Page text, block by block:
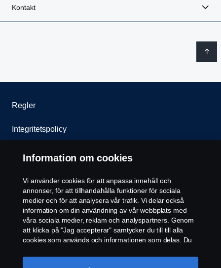
Kontakt
Regler
Integritetspolicy
Kontakta oss
Visselblåsning
Cookie policy
Inställningar för cookies
Information om cookies
Vi använder cookies för att anpassa innehåll och
annonser, för att tillhandahålla funktioner för sociala
medier och för att analysera vår trafik. Vi delar också
information om din användning av vår webbplats med
våra sociala medier, reklam och analyspartners. Genom
att klicka på "Jag accepterar" samtycker du till till alla
cookies som används och informationen som delas. Du
"Cookie-inställningar" och välja de kategorier du vill